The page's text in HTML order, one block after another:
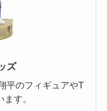
ズ
平のフィギュアやT
す。